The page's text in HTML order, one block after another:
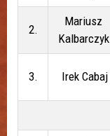
2.
Mariusz
Kalbarczyk
3. Irek Cabaj